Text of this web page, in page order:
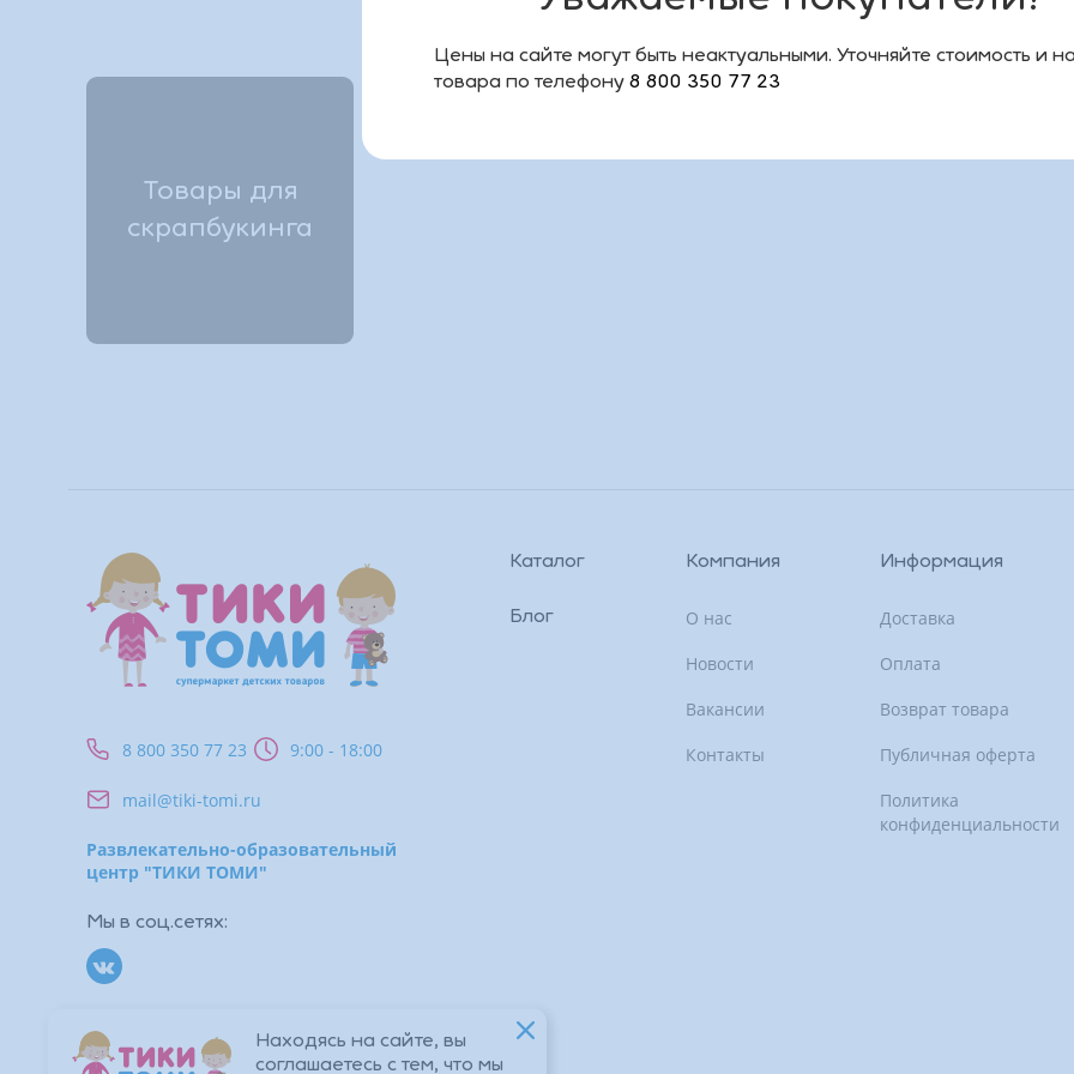
Товары для
скрапбукинга
Находясь на сайте, вы
соглашаетесь с тем, что мы
8 800 350 77 23 9:00 - 18:00
mail@tiki-tomi.ru
Развлекательно-образовательный
центр "ТИКИ ТОМИ"
Мы в соц.сетях:
Каталог
Блог
Компания
О нас
Новости
Вакансии
Контакты
Информация
Доставка
Оплата
Возврат товара
Публичная оферта
Политика
конфиденциальности
Цены на сайте могут быть неактуальными. Уточняйте стоимость и
товара по телефону 8 800 350 77 23